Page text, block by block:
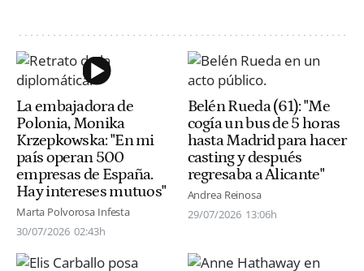
La embajadora de
Polonia, Monika
Krzepkowska: "En mi
país operan 500
empresas de España.
Hay intereses mutuos"
Marta Polvorosa Infesta
30/07/2026 02:43h
Belén Rueda (61): "Me
cogía un bus de 5 horas
hasta Madrid para hacer
casting y después
regresaba a Alicante"
Andrea Reinosa
29/07/2026 13:06h